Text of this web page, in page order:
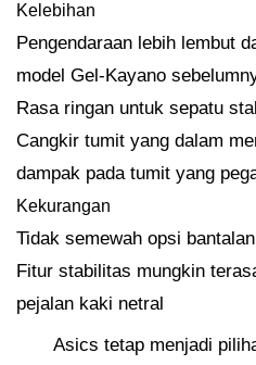
Kelebihan
Pengendaraan lebih lembut
model Gel-Kayano
Rasa ringan untuk sepatu
Cangkir tumit yang dalam
dampak pada tumit yang
Kekurangan
Tidak semewah opsi
Fitur stabilitas mungkin
pejalan kaki netral
Asics tetap menjadi